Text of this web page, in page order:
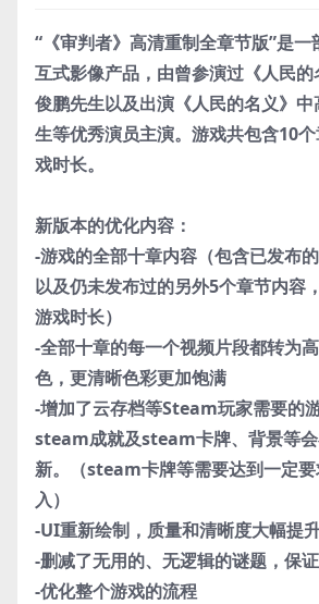
“《审判者》高清重制全章节版”是
互式影像产品，由曾参演过《人民
俊鹏先生以及出演《人民的名义》
生等优秀演员主演。游戏共包含10
戏时长。
新版本的优化内容：
-游戏的全部十章内容（包含已发布
以及仍未发布过的另外5个章节内容
游戏时长）
-全部十章的每一个视频片段都转为
色，更清晰色彩更加饱满
-增加了云存档等Steam玩家需要的
steam成就及steam卡牌、背景等
新。（steam卡牌等需要达到一定
入）
-UI重新绘制，质量和清晰度大幅提
-删减了无用的、无逻辑的谜题，保
-优化整个游戏的流程